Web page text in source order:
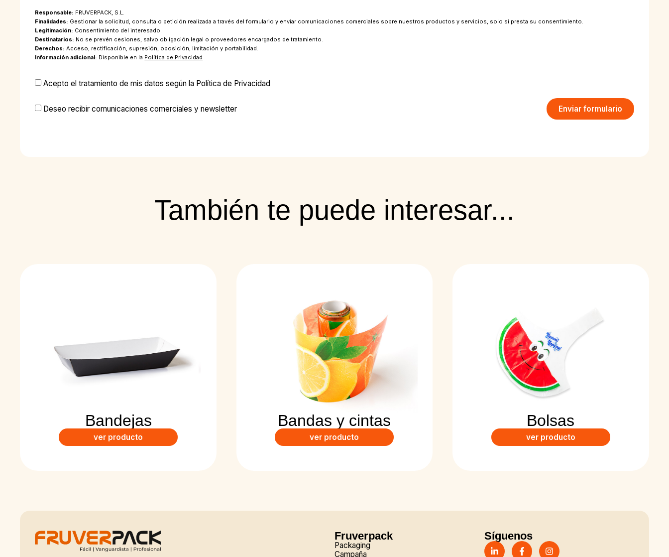
Responsable: FRUVERPACK, S.L.
Finalidades: Gestionar la solicitud, consulta o petición realizada a través del formulario y enviar comunicaciones comerciales sobre nuestros productos y servicios, solo si presta su consentimiento.
Legitimación: Consentimiento del interesado.
Destinatarios: No se prevén cesiones, salvo obligación legal o proveedores encargados de tratamiento.
Derechos: Acceso, rectificación, supresión, oposición, limitación y portabilidad.
Información adicional: Disponible en la Política de Privacidad
Acepto el tratamiento de mis datos según la Política de Privacidad
Deseo recibir comunicaciones comerciales y newsletter Enviar formulario
También te puede interesar...
Bandejas
ver producto
Bandas y cintas
ver producto
Bolsas
ver producto
Fruverpack
Packaging
Campaña
Síguenos